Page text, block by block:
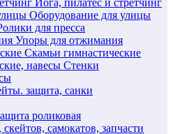
Йога, пилатес и стретчинг
Оборудование для улицы
для пресса
Упоры для отжимания
Скамьи гимнастические
Стенки
защита, санки
роликовая